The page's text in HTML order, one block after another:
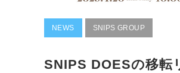
NEWS SNIPS GROUP
SNIPS DOESの移転